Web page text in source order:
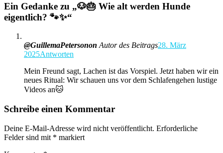
Ein Gedanke zu „🐶🎂 Wie alt werden Hunde
eigentlich? 🐾✨“
@GuillemaPetersonon Autor des Beitrags28. März
2025Antworten
Mein Freund sagt, Lachen ist das Vorspiel. Jetzt haben wir ein
neues Ritual: Wir schauen uns vor dem Schlafengehen lustige
Videos an🐱
Schreibe einen Kommentar
Deine E-Mail-Adresse wird nicht veröffentlicht. Erforderliche
Felder sind mit * markiert